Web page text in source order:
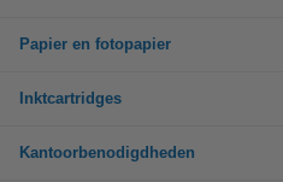
Papier en fotopapier
Inktcartridges
Kantoorbenodigdheden